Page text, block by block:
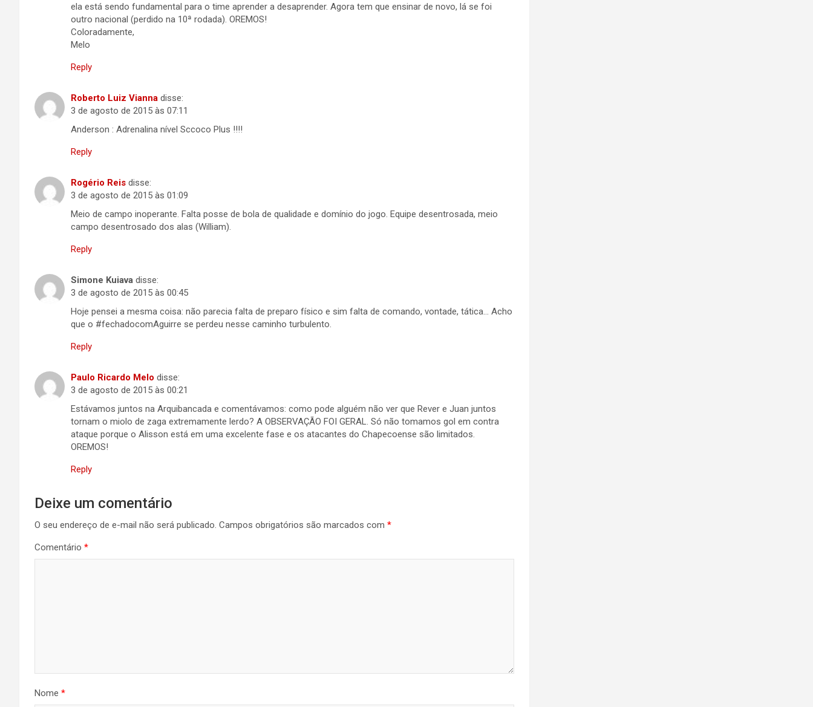
ela está sendo fundamental para o time aprender a desaprender. Agora tem que ensinar de novo, lá se foi
outro nacional (perdido na 10ª rodada). OREMOS!
Coloradamente,
Melo
Reply
Roberto Luiz Vianna disse:
3 de agosto de 2015 às 07:11
Anderson : Adrenalina nível Sccoco Plus !!!!
Reply
Rogério Reis disse:
3 de agosto de 2015 às 01:09
Meio de campo inoperante. Falta posse de bola de qualidade e domínio do jogo. Equipe desentrosada, meio
campo desentrosado dos alas (William).
Reply
Simone Kuiava disse:
3 de agosto de 2015 às 00:45
Hoje pensei a mesma coisa: não parecia falta de preparo físico e sim falta de comando, vontade, tática… Acho
que o #fechadocomAguirre se perdeu nesse caminho turbulento.
Reply
Paulo Ricardo Melo disse:
3 de agosto de 2015 às 00:21
Estávamos juntos na Arquibancada e comentávamos: como pode alguém não ver que Rever e Juan juntos
tornam o miolo de zaga extremamente lerdo? A OBSERVAÇÃO FOI GERAL. Só não tomamos gol em contra
ataque porque o Alisson está em uma excelente fase e os atacantes do Chapecoense são limitados.
OREMOS!
Reply
Deixe um comentário
O seu endereço de e-mail não será publicado. Campos obrigatórios são marcados com *
Comentário *
Nome *